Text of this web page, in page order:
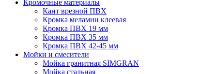
Кромочные материалы
Кант врезной ПВХ
Кромка меламин клеевая
Кромка ПВХ 19 мм
Кромка ПВХ 35 мм
Кромка ПВХ 42-45 мм
Мойки и смесители
Мойка гранитная SIMGRAN
Мойка стальная